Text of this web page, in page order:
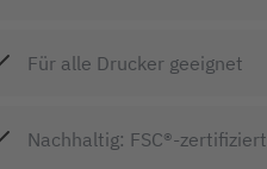
Für alle Drucker geeignet
Nachhaltig: FSC®-zertifiziert